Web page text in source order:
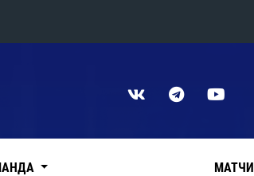
МАТЧИ